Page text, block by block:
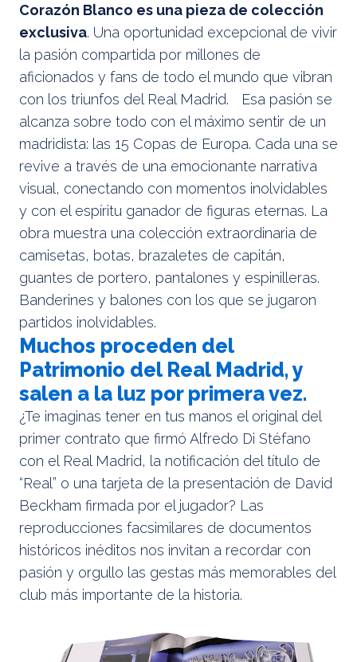
Corazón Blanco es una pieza de colección
exclusiva. Una oportunidad excepcional de vivir
la pasión compartida por millones de
aficionados y fans de todo el mundo que vibran
con los triunfos del Real Madrid. Esa pasión se
alcanza sobre todo con el máximo sentir de un
madridista: las 15 Copas de Europa. Cada una se
revive a través de una emocionante narrativa
visual, conectando con momentos inolvidables
y con el espíritu ganador de figuras eternas. La
obra muestra una colección extraordinaria de
camisetas, botas, brazaletes de capitán,
guantes de portero, pantalones y espinilleras.
Banderines y balones con los que se jugaron
partidos inolvidables.
Muchos proceden del
Patrimonio del Real Madrid, y
salen a la luz por primera vez.
¿Te imaginas tener en tus manos el original del
primer contrato que firmó Alfredo Di Stéfano
con el Real Madrid, la notificación del título de
“Real” o una tarjeta de la presentación de David
Beckham firmada por el jugador? Las
reproducciones facsimilares de documentos
históricos inéditos nos invitan a recordar con
pasión y orgullo las gestas más memorables del
club más importante de la historia.